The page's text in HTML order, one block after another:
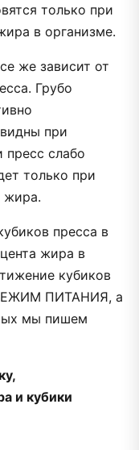
только при
в организме.
же зависит от
Грубо
при
слабо
только при
жира.
пресса в
жира в
кубиков
ПИТАНИЯ, а
мы пишем
и кубики